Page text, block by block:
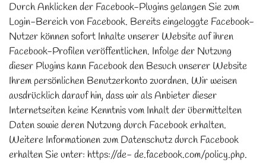
Durch Anklicken der Facebook-Plugins gelangen Sie zum
Login-Bereich von Facebook. Bereits eingeloggte Facebook-
Nutzer können sofort Inhalte unserer Website auf ihren
Facebook-Profilen veröffentlichen. Infolge der Nutzung
dieser Plugins kann Facebook den Besuch unserer Website
Ihrem persönlichen Benutzerkonto zuordnen. Wir weisen
ausdrücklich darauf hin, dass wir als Anbieter dieser
Internetseiten keine Kenntnis vom Inhalt der übermittelten
Daten sowie deren Nutzung durch Facebook erhalten.
Weitere Informationen zum Datenschutz durch Facebook
erhalten Sie unter: https://de- de.facebook.com/policy.php.